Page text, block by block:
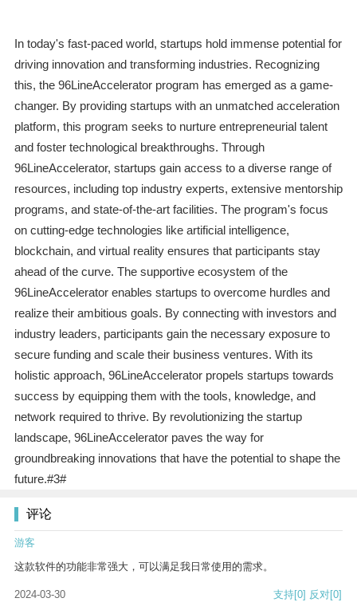
In today's fast-paced world, startups hold immense potential for
driving innovation and transforming industries. Recognizing
this, the 96LineAccelerator program has emerged as a game-
changer. By providing startups with an unmatched acceleration
platform, this program seeks to nurture entrepreneurial talent
and foster technological breakthroughs. Through
96LineAccelerator, startups gain access to a diverse range of
resources, including top industry experts, extensive mentorship
programs, and state-of-the-art facilities. The program's focus
on cutting-edge technologies like artificial intelligence,
blockchain, and virtual reality ensures that participants stay
ahead of the curve. The supportive ecosystem of the
96LineAccelerator enables startups to overcome hurdles and
realize their ambitious goals. By connecting with investors and
industry leaders, participants gain the necessary exposure to
secure funding and scale their business ventures. With its
holistic approach, 96LineAccelerator propels startups towards
success by equipping them with the tools, knowledge, and
network required to thrive. By revolutionizing the startup
landscape, 96LineAccelerator paves the way for
groundbreaking innovations that have the potential to shape the
future.#3#
评论
游客
这款软件的功能非常强大，可以满足我日常使用的需求。
2024-03-30 支持[0] 反对[0]